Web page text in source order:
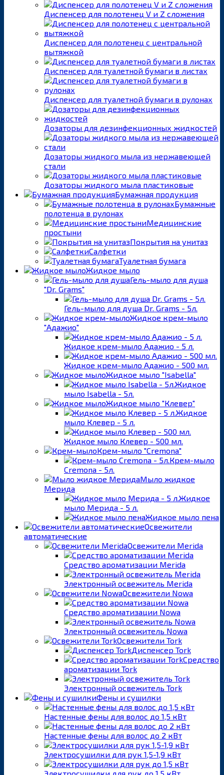
Диспенсер для полотенец V и Z сложения
Диспенсер для полотенец с центральной
вытяжкой
Диспенсер для туалетной бумаги в листах
Диспенсер для туалетной бумаги в рулонах
Дозаторы для дезинфекционных жидкостей
Дозаторы жидкого мыла из нержавеющей
стали
Дозаторы жидкого мыла пластиковые
Бумажная продукция
Бумажные
полотенца в рулонах
Медицинские
простыни
Покрытия на унитаз
Салфетки
Туалетная бумага
Жидкое мыло
Гель-мыло для душа
"Dr. Grams"
Гель-мыло для душа Dr. Grams - 5л.
Жидкое крем-мыло
"Адажио"
Жидкое крем-мыло Адажио - 5 л.
Жидкое крем-мыло Адажио - 500 мл.
Жидкое мыло "Isabella"
Жидкое
мыло Isabella - 5л.
Жидкое мыло "Клевер"
Жидкое
мыло Клевер - 5 л.
Жидкое мыло Клевер - 500 мл.
Крем-мыло "Cremona"
Крем-мыло
Cremona - 5л.
Мыло жидкое
Мерида
Жидкое
мыло Мерида - 5 л.
Жидкое мыло пена
Освежители
автоматические
Освежители Merida
Средство ароматизации Merida
Электронный освежитель Merida
Освежители Nowa
Средство ароматизации Nowa
Электронный освежитель Nowa
Освежители Tork
Диспенсер Tork
Средство
ароматизации Tork
Электронный освежитель Tork
Фены и сушилки
Настенные фены для волос до 1,5 кВт
Настенные фены для волос до 2 кВт
Электросушилки для рук 1,5-1,9 кВт
Электросушилки для рук до 1,5 кВт